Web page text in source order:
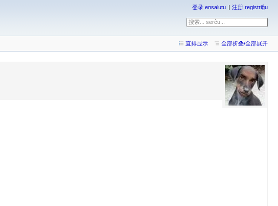
登录 ensalutu 注册 registriĝu
直排显示 全部折叠/全部展开